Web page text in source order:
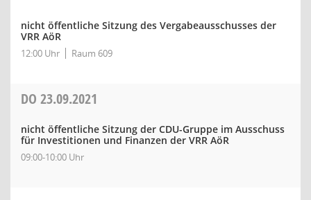
nicht öffentliche Sitzung des Vergabeausschusses der
VRR AöR
12:00 Uhr Raum 609
DO 23.09.2021
nicht öffentliche Sitzung der CDU-Gruppe im Ausschuss
für Investitionen und Finanzen der VRR AöR
09:00-10:00 Uhr